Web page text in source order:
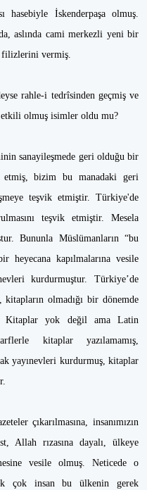
hasebiyle İskenderpaşa olmuş.
aslında cami merkezli yeni bir
filizlerini vermiş.
rahle-i tedrîsinden geçmiş ve
olmuş isimler oldu mu?
sanayileşmede geri olduğu bir
etmiş, bizim bu manadaki geri
teşvik etmiştir. Türkiye'de
teşvik etmiştir. Mesela
Bununla Müslümanların “bu
heyecana kapılmalarına vesile
kurdurmuştur. Türkiye’de
olmadığı bir dönemde
Kitaplar yok değil ama Latin
kitaplar yazılamamış,
yayınevleri kurdurmuş, kitaplar
çıkarılmasına, insanımızın
Allah rızasına dayalı, ülkeye
vesile olmuş. Neticede o
çok insan bu ülkenin gerek